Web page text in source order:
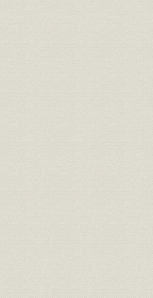
力における国際水準への飛躍
立地の展開と世界市場への進出
時代の超克
ジニアリング事業の発足
鉄所の建設
い市場の追求
石安定供給源の確保
技術の飛躍的向上
革新に対応する教育体制
的管理方式の定着と発展
の大型化、国際化と安定成長への模索
経済繁栄の長期化と鉄鋼業の大型化、国際化
製鉄所の建設
製鉄所マスタープランの策定
部門の強化